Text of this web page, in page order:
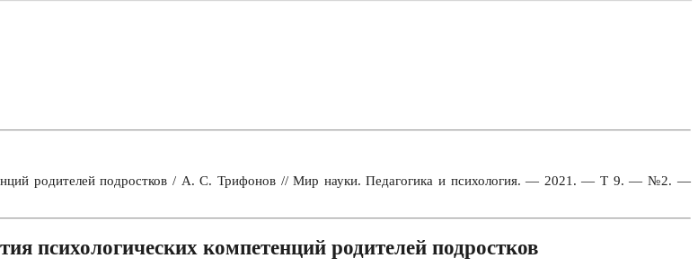
родителей подростков / А. С. Трифонов // Мир науки. Педагогика и психология. — 2021. — Т 9. — №2. —
психологических компетенций родителей подростков